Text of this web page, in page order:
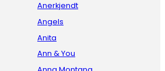
Anerkjendt
Angels
Anita
Ann & You